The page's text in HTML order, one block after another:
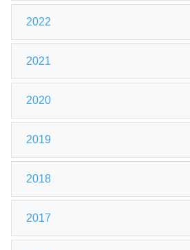
2022
2021
2020
2019
2018
2017